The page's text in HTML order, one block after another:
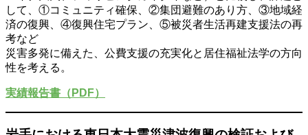
して、①コミュニティ確保、②集団避難のあり方、③地域経
済の復興、④復興住宅プラン、⑤被災者生活再建支援法の再
考など
災害多発に備えた、公費支援の充実化と居住福祉法学の方向
性を考える。
実績報告書（PDF）